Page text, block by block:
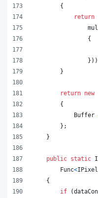
{
return
{
} ) )
}
return new
{
Buffer
} ;
}
public static
Func<
{
if
(